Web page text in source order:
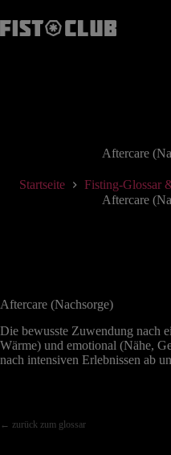
Inhalt
springen
Aftercare
Startseite
Fisting-Glossar
Aftercare
Aftercare (Nachsorge)
Die bewusste Zuwendung nach
Wärme) und emotional (Nähe,
nach intensiven Erlebnissen ab
← zurück zum glossar